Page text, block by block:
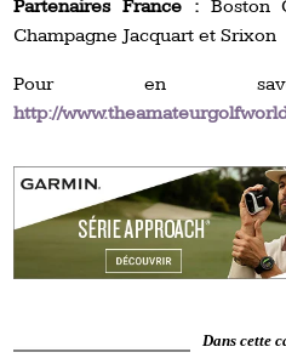
Partenaires France :Boston
Champagne Jacquart et Srixon
Pour en
http://
Dans cette